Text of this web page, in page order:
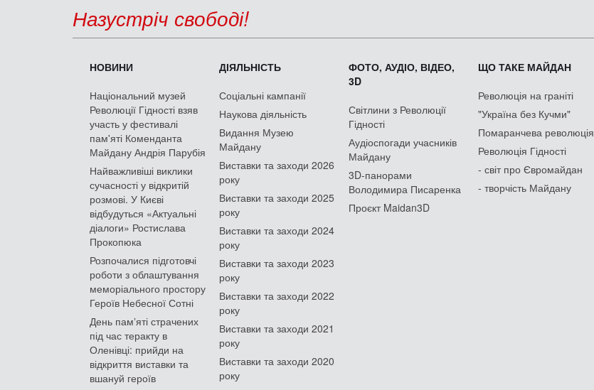
Назустріч свободі!
НОВИНИ
Національний музей
Революції Гідності взяв
участь у фестивалі
пам'яті Коменданта
Майдану Андрія Парубія
Найважливіші виклики
сучасності у відкритій
розмові. У Києві
відбудуться «Актуальні
діалоги» Ростислава
Прокопюка
Розпочалися підготовчі
роботи з облаштування
меморіального простору
Героїв Небесної Сотні
День памʼяті страчених
під час теракту в
Оленівці: прийди на
відкриття виставки та
вшануй героїв
ДІЯЛЬНІСТЬ
Соціальні кампанії
Наукова діяльність
Видання Музею
Майдану
Виставки та заходи 2026
року
Виставки та заходи 2025
року
Виставки та заходи 2024
року
Виставки та заходи 2023
року
Виставки та заходи 2022
року
Виставки та заходи 2021
року
Виставки та заходи 2020
року
ФОТО, АУДІО, ВІДЕО,
3D
Світлини з Революції
Гідності
Аудіоспогади учасників
Майдану
3D-панорами
Володимира Писаренка
Проєкт Maidan3D
ЩО ТАКЕ МАЙДАН
Революція на граніті
"Україна без Кучми"
Помаранчева революція
Революція Гідності
- світ про Євромайдан
- творчість Майдану